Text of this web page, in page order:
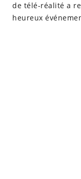
de télé-réalité a
heureux